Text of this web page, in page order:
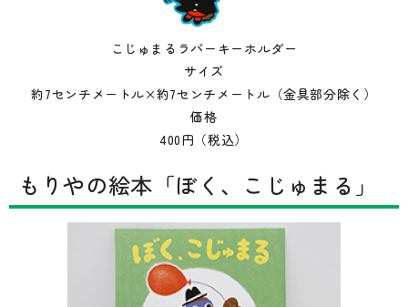
こじゅまるラバーキーホルダー
サイズ
約7センチメートル×約7センチメートル（金具部分除く）
価格
400円（税込）
もりやの絵本「ぼく、こじゅまる」